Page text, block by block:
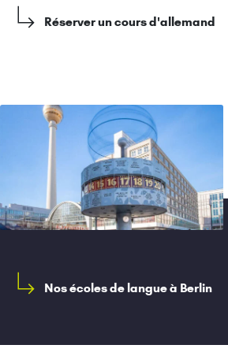
Réserver un cours d'allemand
Nos écoles de langue à Berlin